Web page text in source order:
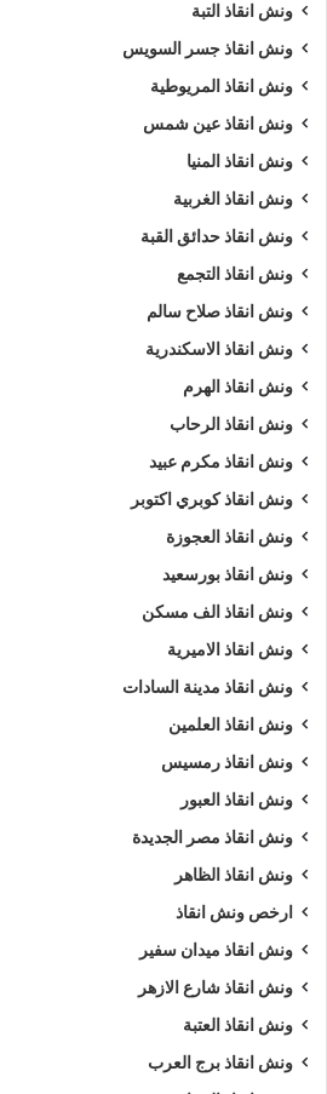
ونش انقاذ التبة
ونش انقاذ جسر السويس
ونش انقاذ المريوطية
ونش انقاذ عين شمس
ونش انقاذ المنيا
ونش انقاذ الغربية
ونش انقاذ حدائق القبة
ونش انقاذ التجمع
ونش انقاذ صلاح سالم
ونش انقاذ الاسكندرية
ونش انقاذ الهرم
ونش انقاذ الرحاب
ونش انقاذ مكرم عبيد
ونش انقاذ كوبري اكتوبر
ونش انقاذ العجوزة
ونش انقاذ بورسعيد
ونش انقاذ الف مسكن
ونش انقاذ الاميرية
ونش انقاذ مدينة السادات
ونش انقاذ العلمين
ونش انقاذ رمسيس
ونش انقاذ العبور
ونش انقاذ مصر الجديدة
ونش انقاذ الظاهر
ارخص ونش انقاذ
ونش انقاذ ميدان سفير
ونش انقاذ شارع الازهر
ونش انقاذ العتبة
ونش انقاذ برج العرب